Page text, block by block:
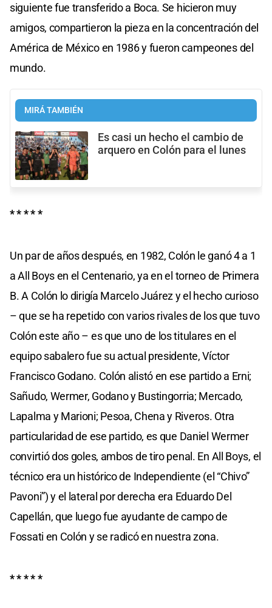
siguiente fue transferido a Boca. Se hicieron muy
amigos, compartieron la pieza en la concentración del
América de México en 1986 y fueron campeones del
mundo.
MIRÁ TAMBIÉN
Es casi un hecho el cambio de
arquero en Colón para el lunes
* * * * *
Un par de años después, en 1982, Colón le ganó 4 a 1
a All Boys en el Centenario, ya en el torneo de Primera
B. A Colón lo dirigía Marcelo Juárez y el hecho curioso
– que se ha repetido con varios rivales de los que tuvo
Colón este año – es que uno de los titulares en el
equipo sabalero fue su actual presidente, Víctor
Francisco Godano. Colón alistó en ese partido a Erni;
Sañudo, Wermer, Godano y Bustingorria; Mercado,
Lapalma y Marioni; Pesoa, Chena y Riveros. Otra
particularidad de ese partido, es que Daniel Wermer
convirtió dos goles, ambos de tiro penal. En All Boys, el
técnico era un histórico de Independiente (el “Chivo”
Pavoni”) y el lateral por derecha era Eduardo Del
Capellán, que luego fue ayudante de campo de
Fossati en Colón y se radicó en nuestra zona.
* * * * *